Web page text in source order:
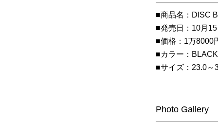
■商品名：DISC
■発売日：10月
■価格：1万8000
■カラー：
■サイズ：23.0～
Photo Gallery